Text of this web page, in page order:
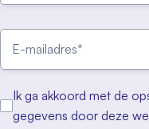
Ik ga akkoord met de
gegevens door deze